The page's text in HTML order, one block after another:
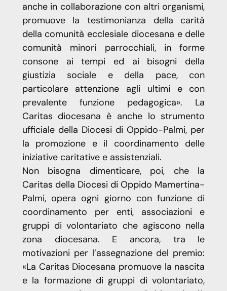
anche in collaborazione con altri organismi,
promuove la testimonianza della carità
della comunità ecclesiale diocesana e delle
comunità minori parrocchiali, in forme
consone ai tempi ed ai bisogni della
giustizia sociale e della pace, con
particolare attenzione agli ultimi e con
prevalente funzione pedagogica». La
Caritas diocesana è anche lo strumento
ufficiale della Diocesi di Oppido-Palmi, per
la promozione e il coordinamento delle
iniziative caritative e assistenziali.
Non bisogna dimenticare, poi, che la
Caritas della Diocesi di Oppido Mamertina-
Palmi, opera ogni giorno con funzione di
coordinamento per enti, associazioni e
gruppi di volontariato che agiscono nella
zona diocesana. E ancora, tra le
motivazioni per l’assegnazione del premio:
«La Caritas Diocesana promuove la nascita
e la formazione di gruppi di volontariato,